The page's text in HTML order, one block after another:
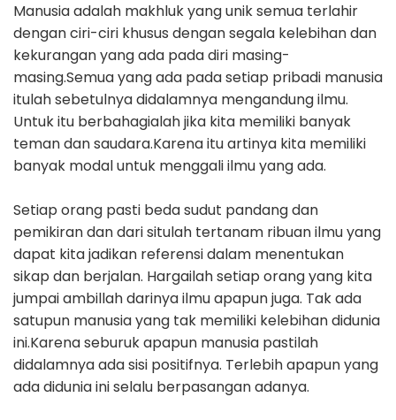
Manusia adalah makhluk yang unik semua terlahir
dengan ciri-ciri khusus dengan segala kelebihan dan
kekurangan yang ada pada diri masing-
masing.Semua yang ada pada setiap pribadi manusia
itulah sebetulnya didalamnya mengandung ilmu.
Untuk itu berbahagialah jika kita memiliki banyak
teman dan saudara.Karena itu artinya kita memiliki
banyak modal untuk menggali ilmu yang ada.
Setiap orang pasti beda sudut pandang dan
pemikiran dan dari situlah tertanam ribuan ilmu yang
dapat kita jadikan referensi dalam menentukan
sikap dan berjalan. Hargailah setiap orang yang kita
jumpai ambillah darinya ilmu apapun juga. Tak ada
satupun manusia yang tak memiliki kelebihan didunia
ini.Karena seburuk apapun manusia pastilah
didalamnya ada sisi positifnya. Terlebih apapun yang
ada didunia ini selalu berpasangan adanya.